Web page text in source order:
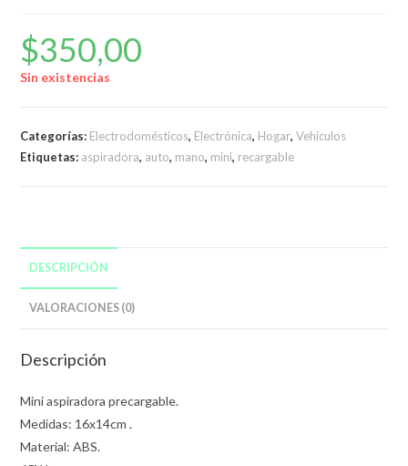
$350,00
Sin existencias
Categorías: Electrodomésticos, Electrónica, Hogar,Vehículos
Etiquetas: aspiradora, auto, mano, mini, recargable
DESCRIPCIÓN
VALORACIONES (0)
Descripción
Mini aspiradora precargable.
Medidas: 16x14cm .
Material: ABS.